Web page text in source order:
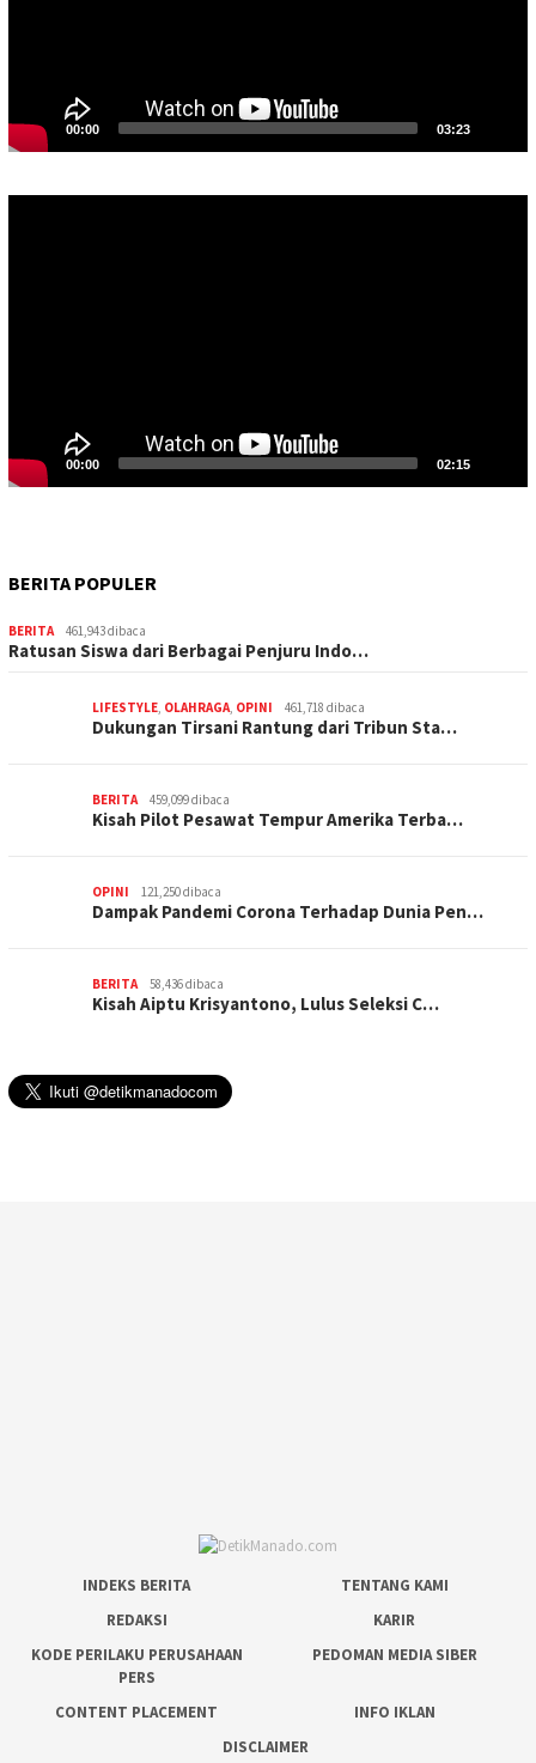
00:00 03:23
00:00 02:15
BERITA POPULER
BERITA 461,943 dibaca
Ratusan Siswa dari Berbagai Penjuru Indo…
LIFESTYLE, OLAHRAGA, OPINI 461,718 dibaca
Dukungan Tirsani Rantung dari Tribun Sta…
BERITA 459,099 dibaca
Kisah Pilot Pesawat Tempur Amerika Terba…
OPINI 121,250 dibaca
Dampak Pandemi Corona Terhadap Dunia Pen…
BERITA 58,436 dibaca
Kisah Aiptu Krisyantono, Lulus Seleksi C…
INDEKS BERITA
TENTANG KAMI
REDAKSI
KARIR
KODE PERILAKU PERUSAHAAN
PERS
PEDOMAN MEDIA SIBER
CONTENT PLACEMENT
INFO IKLAN
DISCLAIMER